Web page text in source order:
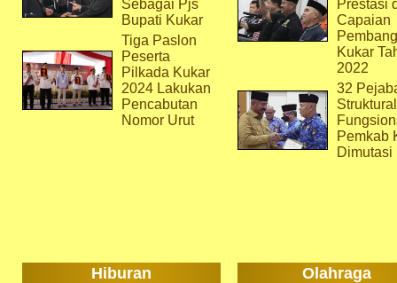
Sebagai Pjs
Bupati Kukar
Tiga Paslon
Peserta
Pilkada Kukar
2024 Lakukan
Pencabutan
Nomor Urut
Prestasi
Capaian
Kukar
2022
32
Pemkab
Dimutasi
Hiburan Olahraga